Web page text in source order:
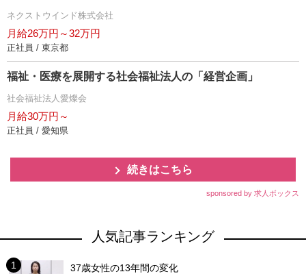
ネクストウインド株式会社
月給26万円～32万円
正社員 / 東京都
福祉・医療を展開する社会福祉法人の「経営企画」
社会福祉法人愛燦会
月給30万円～
正社員 / 愛知県
続きはこちら
sponsored by 求人ボックス
人気記事ランキング
37歳女性の13年間の変化